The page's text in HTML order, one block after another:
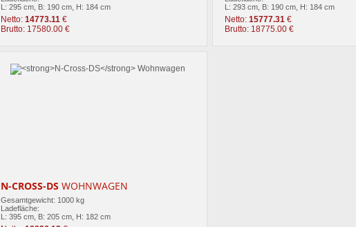
L: 295 cm, B: 190 cm, H: 184 cm
Netto: 14773.11 €
Brutto: 17580.00 €
L: 293 cm, B: 190 cm, H: 184 cm
Netto: 15777.31 €
Brutto: 18775.00 €
N-CROSS-DS WOHNWAGEN
Gesamtgewicht: 1000 kg
Ladefläche:
L: 395 cm, B: 205 cm, H: 182 cm